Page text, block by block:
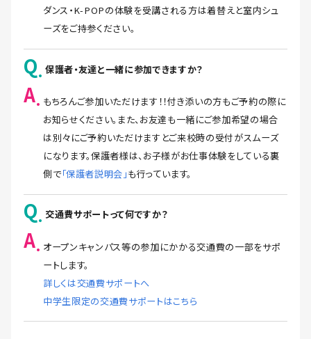
ダンス・K-POPの体験を受講される方は着替えと室内シュ
ーズをご持参ください。
Q 保護者・友達と一緒に参加できますか？
A
もちろんご参加いただけます！！付き添いの方もご予約の際に
お知らせください。また、お友達も一緒にご参加希望の場合
は別々にご予約いただけますとご来校時の受付がスムーズ
になります。保護者様は、お子様がお仕事体験をしている裏
側で「保護者説明会」も行っています。
Q 交通費サポートって何ですか？
A
オープンキャンパス等の参加にかかる交通費の一部をサポ
ートします。
詳しくは交通費サポートへ
中学生限定の交通費サポートはこちら